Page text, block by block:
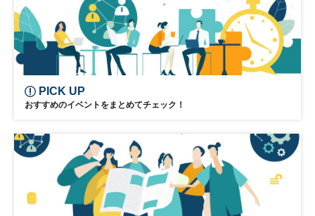
PICK UP
おすすめのイベントをまとめてチェック！